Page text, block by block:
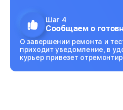
Шаг 4
Сообщаем о
О завершении ремонта и
приходит уведомление, в
курьер привезет